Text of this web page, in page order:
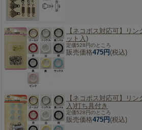
【ネコポス対応可】
リン
ット入)
定価528円のところ
販売価格475円 (税込)
【ネコポス対応可】
リン
入)打ち具付き
定価528円のところ
販売価格475円 (税込)